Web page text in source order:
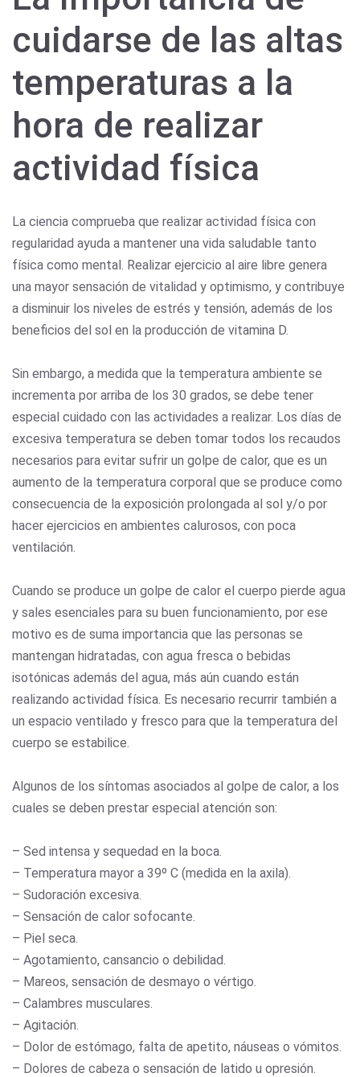
cuidarse de las altas
temperaturas a la
hora de realizar
actividad física
La ciencia comprueba que realizar actividad física con
regularidad ayuda a mantener una vida saludable tanto
física como mental. Realizar ejercicio al aire libre genera
una mayor sensación de vitalidad y optimismo, y contribuye
a disminuir los niveles de estrés y tensión, además de los
beneficios del sol en la producción de vitamina D.
Sin embargo, a medida que la temperatura ambiente se
incrementa por arriba de los 30 grados, se debe tener
especial cuidado con las actividades a realizar. Los días de
excesiva temperatura se deben tomar todos los recaudos
necesarios para evitar sufrir un golpe de calor, que es un
aumento de la temperatura corporal que se produce como
consecuencia de la exposición prolongada al sol y/o por
hacer ejercicios en ambientes calurosos, con poca
ventilación.
Cuando se produce un golpe de calor el cuerpo pierde agua
y sales esenciales para su buen funcionamiento, por ese
motivo es de suma importancia que las personas se
mantengan hidratadas, con agua fresca o bebidas
isotónicas además del agua, más aún cuando están
realizando actividad física. Es necesario recurrir también a
un espacio ventilado y fresco para que la temperatura del
cuerpo se estabilice.
Algunos de los síntomas asociados al golpe de calor, a los
cuales se deben prestar especial atención son:
– Sed intensa y sequedad en la boca.
– Temperatura mayor a 39º C (medida en la axila).
– Sudoración excesiva.
– Sensación de calor sofocante.
– Piel seca.
– Agotamiento, cansancio o debilidad.
– Mareos, sensación de desmayo o vértigo.
– Calambres musculares.
– Agitación.
– Dolor de estómago, falta de apetito, náuseas o vómitos.
– Dolores de cabeza o sensación de latido u opresión.